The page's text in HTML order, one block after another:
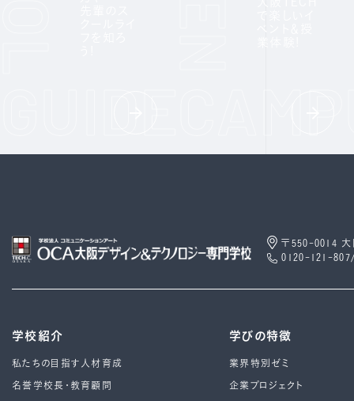
で楽しいイ
ベント＆授
〒550-0014 大
0120-121-
学校紹介
私たちの目指す人材育成
名誉学校長・教育顧問
学びの特徴
業界特別ゼミ
企業プロジェクト